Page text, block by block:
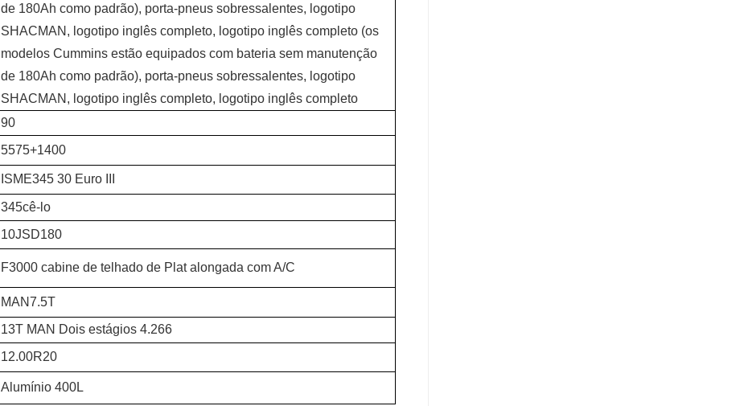
de 180Ah como padrão), porta-pneus sobressalentes, logotipo
SHACMAN, logotipo inglês completo, logotipo inglês completo (os
modelos Cummins estão equipados com bateria sem manutenção
de 180Ah como padrão), porta-pneus sobressalentes, logotipo
SHACMAN, logotipo inglês completo, logotipo inglês completo
90
5575+1400
ISME345 30 Euro III
345cê-lo
10JSD180
F3000 cabine de telhado de Plat alongada com A/C
MAN7.5T
13T MAN Dois estágios 4.266
12.00R20
Alumínio 400L